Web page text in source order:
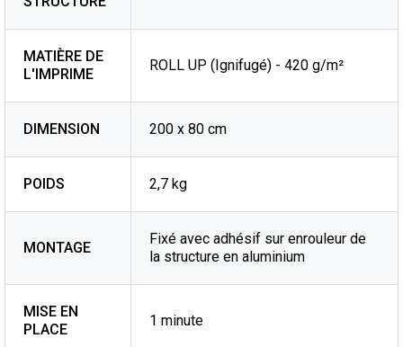
MATIÈRE DE
L'IMPRIME
ROLL UP (Ignifugé) - 420 g/m²
DIMENSION 200 x 80 cm
POIDS 2,7 kg
MONTAGE
Fixé avec adhésif sur enrouleur de
la structure en aluminium
MISE EN
PLACE
1 minute